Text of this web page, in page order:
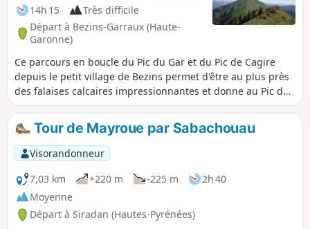
14h 15
Très difficile
Départ à Bezins-Garraux (Haute-
Garonne)
Ce parcours en boucle du Pic du Gar et du Pic de Cagire
depuis le petit village de Bezins permet d'être au plus près
des falaises calcaires impressionnantes et donne au Pic du
Gar, de moins de 2000 m d'altitude, des allures de grand. La
traversée de la hêtraie offre un parcours ombragé, avec de
belles vues sur la vallée. L'accès au Pic de Cagire, par le
versant Nord permet une vue sur la plaine ainsi que celle,
spectaculaire par beau temps depuis le sommet, sur la
chaîne des Pyrénées. On peut l'apprécier encore tout le
long du parcours des crêtes.Cette randonnée peut se
réaliser sur deux jours avec une nuit en cabane ou en
bivouac.Trace gpx conseillée.
Tour de Mayroue par Sabachouau
Visorandonneur
7,03 km
+220 m -225 m
2h 40
Moyenne
Départ à Siradan (Hautes-Pyrénées)